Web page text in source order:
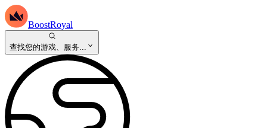
BoostRoyal
查找您的游戏、服务...